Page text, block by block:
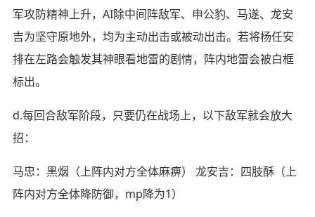
军攻防精神上升，AI除中间阵敌军、申公豹、马遂、龙安
吉为坚守原地外，均为主动出击或被动出击。若将杨任安
排在左路会触发其神眼看地雷的剧情，阵内地雷会被白框
标出。
d.每回合敌军阶段，只要仍在战场上，以下敌军就会放大
招：
马忠：黑烟（上阵内对方全体麻痹） 龙安吉：四肢酥（上
阵内对方全体降防御，mp降为1）